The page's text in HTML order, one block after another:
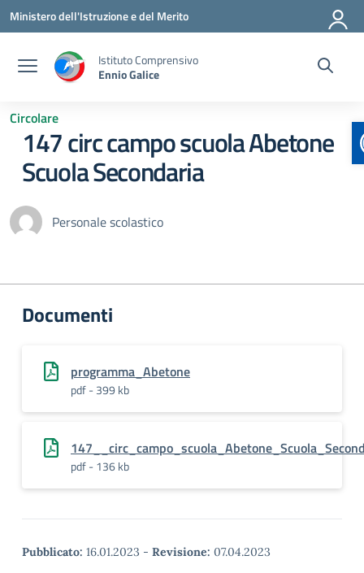
Vai ai contenuti
Vai al menu di navigazione
Vai al footer
Ministero dell'Istruzione e del Merito
Istituto Comprensivo
Ennio Galice
Circolare
147 circ campo scuola Abetone
Scuola Secondaria
Personale scolastico
Documenti
programma_Abetone
pdf - 399 kb
pdf - 136 kb
Pubblicato: 16.01.2023 - Revisione: 07.04.2023